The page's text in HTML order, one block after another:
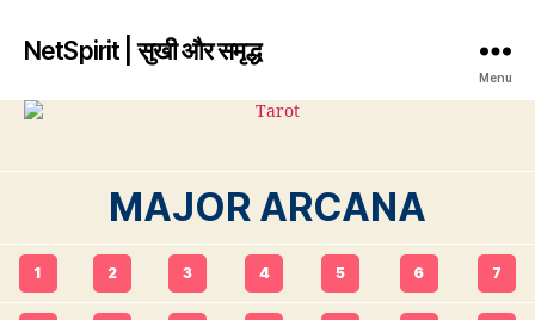
NetSpirit | सुखी और समृद्ध
Menu
MAJOR ARCANA
1 2 3 4 5 6 7